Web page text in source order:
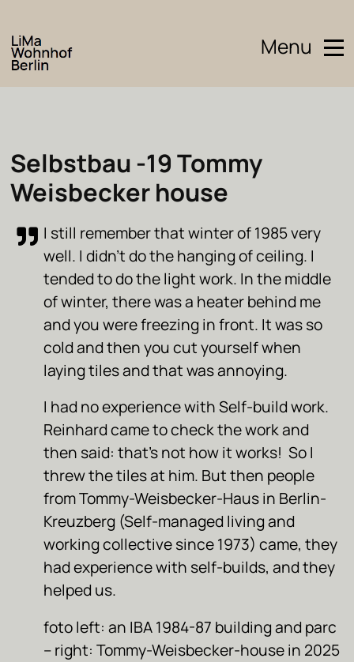
Menu
Selbstbau -19 Tommy
Weisbecker house
I still remember that winter of 1985 very
well. I didn’t do the hanging of ceiling. I
tended to do the light work. In the middle
of winter, there was a heater behind me
and you were freezing in front. It was so
cold and then you cut yourself when
laying tiles and that was annoying.
I had no experience with Self-build work.
Reinhard came to check the work and
then said: that’s not how it works! So I
threw the tiles at him. But then people
from Tommy-Weisbecker-Haus in Berlin-
Kreuzberg (Self-managed living and
working collective since 1973) came, they
had experience with self-builds, and they
helped us.
foto left: an IBA 1984-87 building and parc
– right: Tommy-Weisbecker-house in 2025